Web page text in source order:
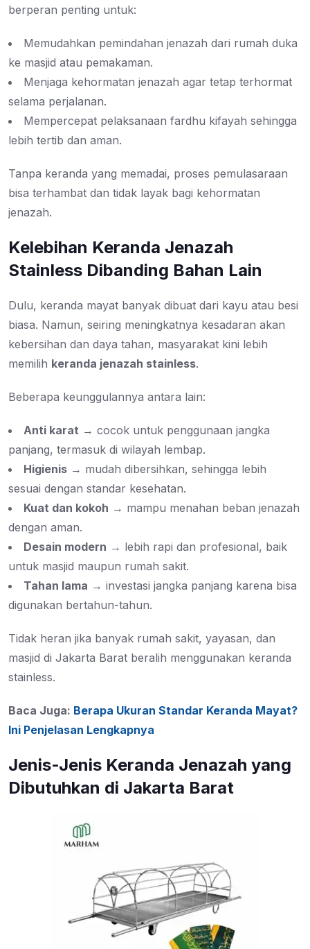
berperan penting untuk:
Memudahkan pemindahan jenazah dari rumah duka
ke masjid atau pemakaman.
Menjaga kehormatan jenazah agar tetap terhormat
selama perjalanan.
Mempercepat pelaksanaan fardhu kifayah sehingga
lebih tertib dan aman.
Tanpa keranda yang memadai, proses pemulasaraan
bisa terhambat dan tidak layak bagi kehormatan
jenazah.
Kelebihan Keranda Jenazah
Stainless Dibanding Bahan Lain
Dulu, keranda mayat banyak dibuat dari kayu atau besi
biasa. Namun, seiring meningkatnya kesadaran akan
kebersihan dan daya tahan, masyarakat kini lebih
memilih keranda jenazah stainless.
Beberapa keunggulannya antara lain:
Anti karat → cocok untuk penggunaan jangka
panjang, termasuk di wilayah lembap.
Higienis → mudah dibersihkan, sehingga lebih
sesuai dengan standar kesehatan.
Kuat dan kokoh → mampu menahan beban jenazah
dengan aman.
Desain modern → lebih rapi dan profesional, baik
untuk masjid maupun rumah sakit.
Tahan lama → investasi jangka panjang karena bisa
digunakan bertahun-tahun.
Tidak heran jika banyak rumah sakit, yayasan, dan
masjid di Jakarta Barat beralih menggunakan keranda
stainless.
Baca Juga: Berapa Ukuran Standar Keranda Mayat?
Ini Penjelasan Lengkapnya
Jenis-Jenis Keranda Jenazah yang
Dibutuhkan di Jakarta Barat